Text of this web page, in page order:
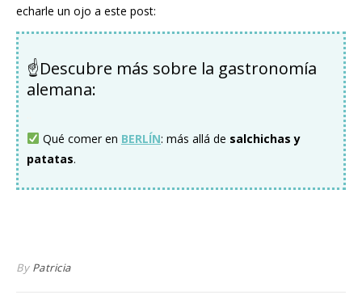
echarle un ojo a este post:
☝Descubre más sobre la gastronomía
alemana:
Qué comer en BERLÍN: más allá de salchichas y
patatas.
By Patricia